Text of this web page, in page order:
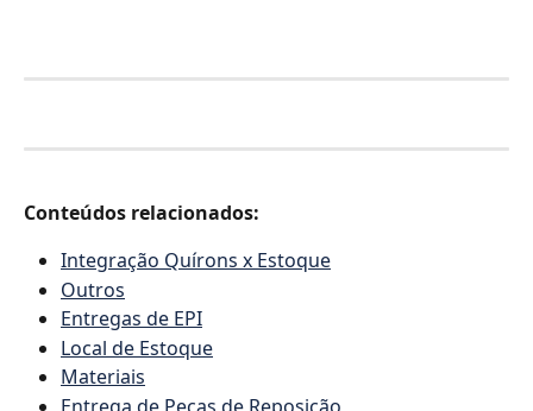
Conteúdos relacionados:
Integração Quírons x Estoque
Outros
Entregas de EPI
Local de Estoque
Materiais